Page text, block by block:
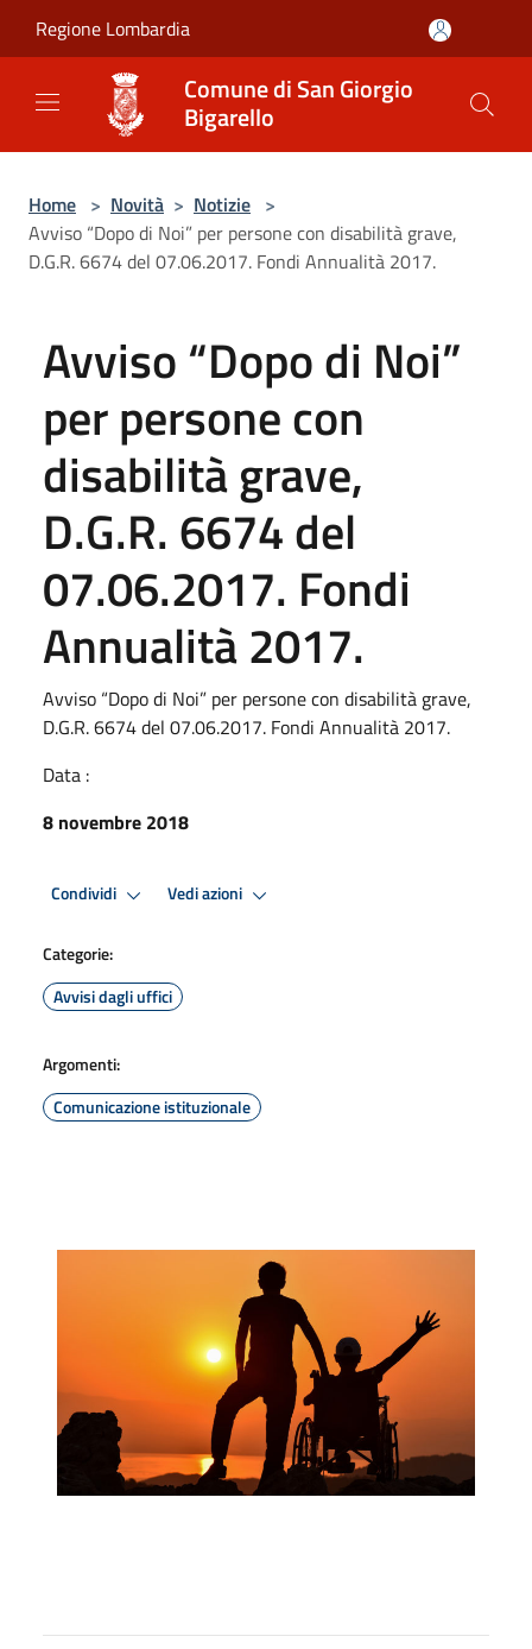
Regione Lombardia
Comune di San Giorgio
Bigarello
Home > Novità > Notizie >
Avviso “Dopo di Noi” per persone con disabilità grave,
D.G.R. 6674 del 07.06.2017. Fondi Annualità 2017.
Avviso “Dopo di Noi”
per persone con
disabilità grave,
D.G.R. 6674 del
07.06.2017. Fondi
Annualità 2017.
Avviso “Dopo di Noi” per persone con disabilità grave,
D.G.R. 6674 del 07.06.2017. Fondi Annualità 2017.
Data :
8 novembre 2018
Condividi Vedi azioni
Categorie:
Avvisi dagli uffici
Argomenti:
Comunicazione istituzionale